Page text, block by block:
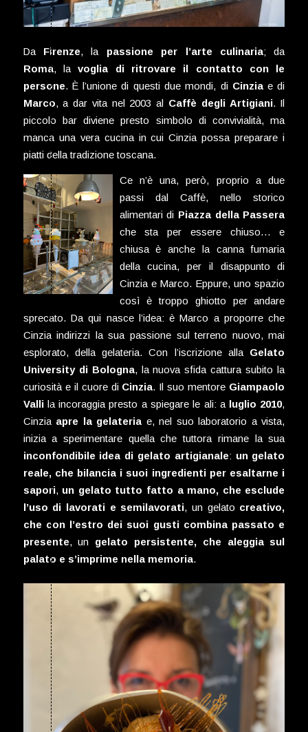
Da Firenze, la passione per l’arte culinaria; da
Roma, lavoglia di ritrovare il contatto con le
persone. È l’unione di questi due mondi, di Cinziae di
Marco, a dar vita nel 2003 al Caffè degli Artigiani. Il
piccolo bar diviene presto simbolo di convivialità, ma
manca una vera cucina in cui Cinzia possa preparare i
piatti della tradizione toscana.
Ce n’è una, però, proprio a due
passi dal Caffè, nello storico
alimentari di Piazza della Passera
che sta per essere chiuso… e
chiusa è anche la canna fumaria
della cucina, per il disappunto di
Cinzia e Marco. Eppure, uno spazio
così è troppo ghiotto per andare
sprecato. Da qui nasce l’idea: è Marco a proporre che
Cinzia indirizzi la sua passione sul terreno nuovo, mai
esplorato, della gelateria. Con l’iscrizione alla Gelato
University di Bologna, la nuova sfida cattura subito la
curiosità e il cuore di Cinzia. Il suo mentore Giampaolo
Vallila incoraggia presto a spiegare le ali: a luglio 2010,
Cinzia apre la gelateria e, nel suo laboratorio a vista,
inizia a sperimentare quella che tuttora rimane la sua
inconfondibile idea di gelato artigianale: un gelato
reale, che bilancia i suoi ingredienti per esaltarne i
sapori, un gelato tutto fatto a mano, che esclude
l’uso di lavorati e semilavorati, un gelato creativo,
che con l’estro dei suoi gusti combina passato e
presente, un gelato persistente, che aleggia sul
palato e s’imprime nella memoria.